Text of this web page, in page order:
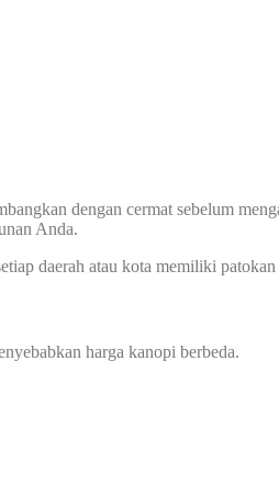
dengan cermat sebelum
Anda.
daerah atau kota memiliki
harga kanopi berbeda.